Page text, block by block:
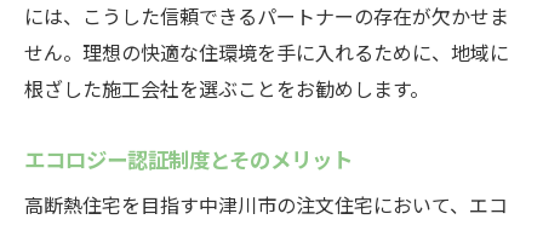
には、こうした信頼できるパートナーの存在が欠かせま
せん。理想の快適な住環境を手に入れるために、地域に
根ざした施工会社を選ぶことをお勧めします。
エコロジー認証制度とそのメリット
高断熱住宅を目指す中津川市の注文住宅において、エコ